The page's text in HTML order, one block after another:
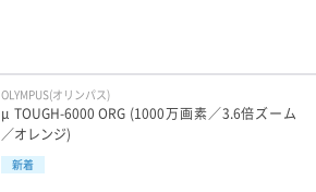
OLYMPUS(オリンパス)
μ TOUGH-6000 ORG (1000万画素／3.6倍ズーム
／オレンジ)
新着